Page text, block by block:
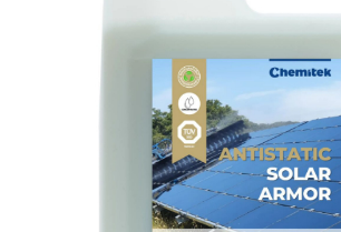
Echipament de curatat cu presiune
Masini de curatat si aspirat
Monodiscuri profesionale
Detergenti profesionali
Accesorii detergenti, pompe,